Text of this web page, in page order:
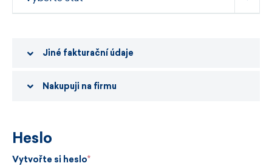
Jiné fakturační údaje
Nakupuji na firmu
Heslo
Vytvořte si heslo